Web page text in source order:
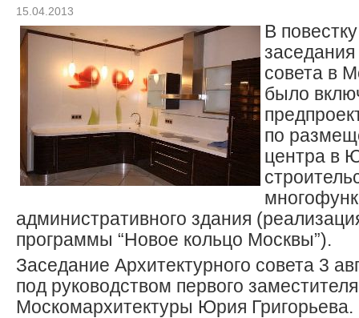
15.04.2013
В
заседания
совета в
было
по
центра в
административного здания
программы “Новое кольцо Москвы”).
Заседание Архитектурного совета 3
под руководством первого
Москомархитектуры Юрия Григорьева.